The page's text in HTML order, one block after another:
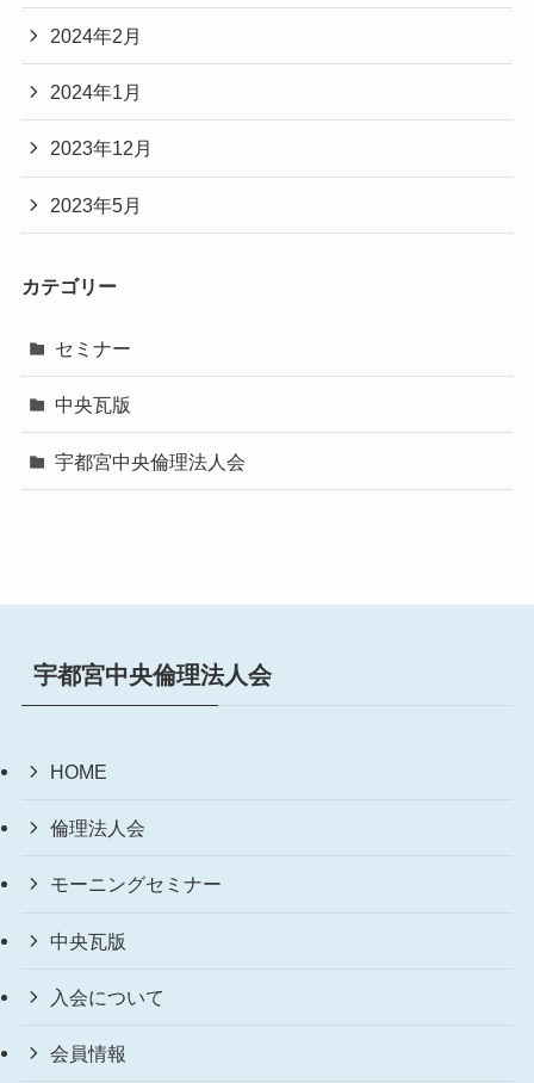
2024年2月
2024年1月
2023年12月
2023年5月
カテゴリー
セミナー
中央瓦版
宇都宮中央倫理法人会
宇都宮中央倫理法人会
HOME
倫理法人会
モーニングセミナー
中央瓦版
入会について
会員情報